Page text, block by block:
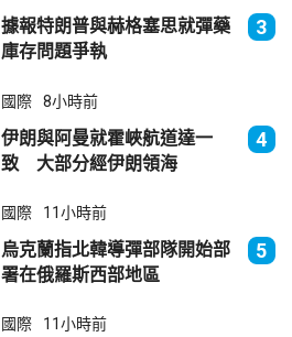
據報特朗普與赫格塞思就彈藥
庫存問題爭執
3
國際 8小時前
伊朗與阿曼就霍峽航道達一
致 大部分經伊朗領海
4
國際 11小時前
烏克蘭指北韓導彈部隊開始部
署在俄羅斯西部地區
5
國際 11小時前